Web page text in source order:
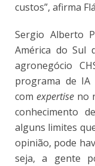
custos”, afirma
Sergio Alberto
América do Sul
agronegócio
programa de
com expertise no
conhecimento
alguns limites
opinião, pode
seja, a gente